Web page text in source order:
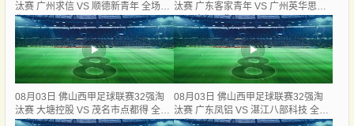
汰赛 广州求信 VS 顺德新青年 全场录
像
汰赛 广东客家青年 VS 广州英华思力
U17 全场录像
08月03日 佛山西甲足球联赛32强淘
汰赛 大塘控股 VS 茂名市点都得 全场
08月03日 佛山西甲足球联赛32强淘
汰赛 广东凤铝 VS 湛江八部科技 全场